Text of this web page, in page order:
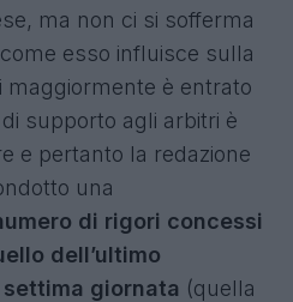
ma non ci si sofferma
esso influisce sulla
maggiormente è entrato
supporto agli arbitri è
e pertanto la redazione
una
di rigori concessi
dell’ultimo
giornata (quella